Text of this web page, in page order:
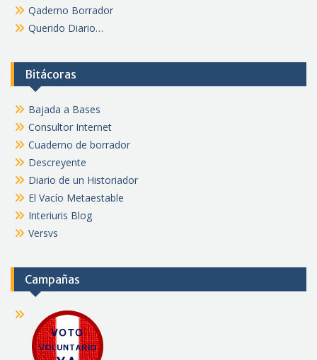
Qaderno Borrador
Querido Diario…
Bitácoras
Bajada a Bases
Consultor Internet
Cuaderno de borrador
Descreyente
Diario de un Historiador
El Vacío Metaestable
Interiuris Blog
Versvs
Campañas